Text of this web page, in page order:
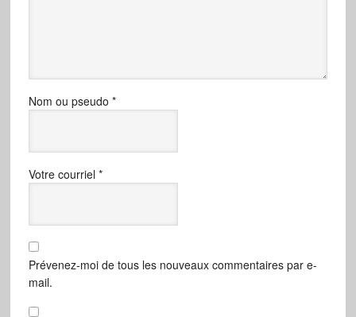
Nom ou pseudo *
Votre courriel *
Prévenez-moi de tous les nouveaux commentaires par e-
mail.